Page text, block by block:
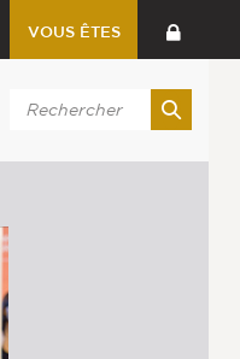
VOUS ÊTES